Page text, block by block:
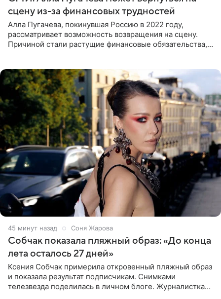
сцену из-за финансовых трудностей
Алла Пугачева, покинувшая Россию в 2022 году,
рассматривает возможность возвращения на сцену.
Причиной стали растущие финансовые обязательства,
45 минут назад Соня Жарова
Собчак показала пляжный образ: «До конца
лета осталось 27 дней»
Ксения Собчак примерила откровенный пляжный образ
и показала результат подписчикам. Снимками
телезвезда поделилась в личном блоге. Журналистка